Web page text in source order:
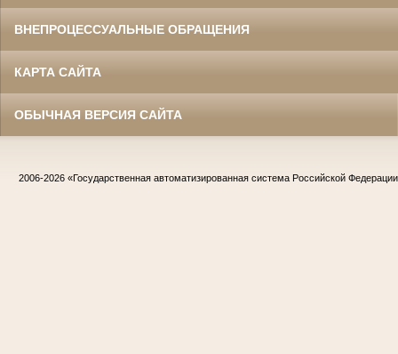
ВНЕПРОЦЕССУАЛЬНЫЕ ОБРАЩЕНИЯ
КАРТА САЙТА
ОБЫЧНАЯ ВЕРСИЯ САЙТА
2006-2026 «Государственная автоматизированная система Российской